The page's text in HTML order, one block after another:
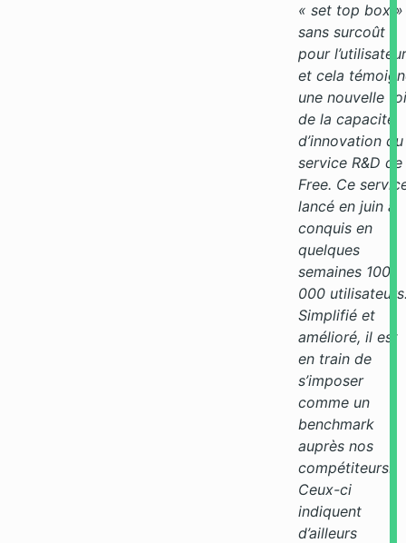
« set top box »
sans surcoût
pour l’utilisateur
et cela
une nouvelle
de la capacité
d’innovation du
service R&D de
Free. Ce
lancé en juin a
conquis en
quelques
semaines 100
000
Simplifié et
amélioré, il est
en train de
s’imposer
comme un
benchmark
auprès nos
compétiteurs.
Ceux-ci
indiquent
d’ailleurs